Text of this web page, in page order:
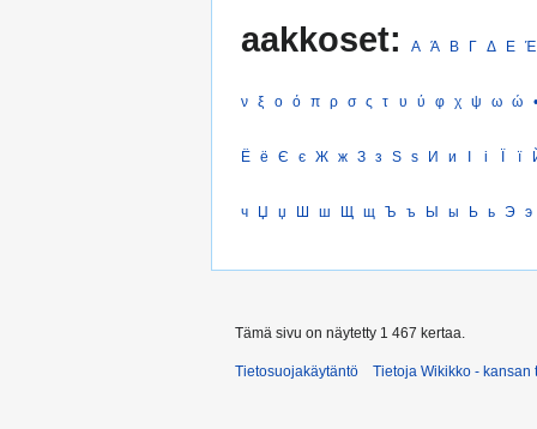
aakkoset: Α Ά Β Γ Δ Ε Έ
ν ξ ο ό π ρ σ ς τ υ ύ φ χ ψ ω ώ •
Ё ё Є є Ж ж З з Ѕ ѕ И и І і Ї ї
ч Џ џ Ш ш Щ щ Ъ ъ Ы ы Ь ь Э э
Tämä sivu on näytetty 1 467 kertaa.
Tietosuojakäytäntö Tietoja Wikikko - kansan